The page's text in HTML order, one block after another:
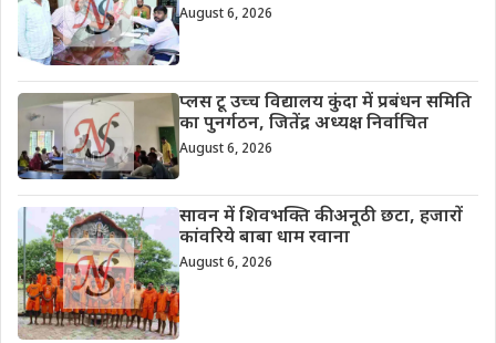
August 6, 2026
प्लस टू उच्च विद्यालय कुंदा में प्रबंधन समिति
का पुनर्गठन, जितेंद्र अध्यक्ष निर्वाचित
August 6, 2026
सावन में शिवभक्ति की अनूठी छटा, हजारों
कांवरिये बाबा धाम रवाना
August 6, 2026